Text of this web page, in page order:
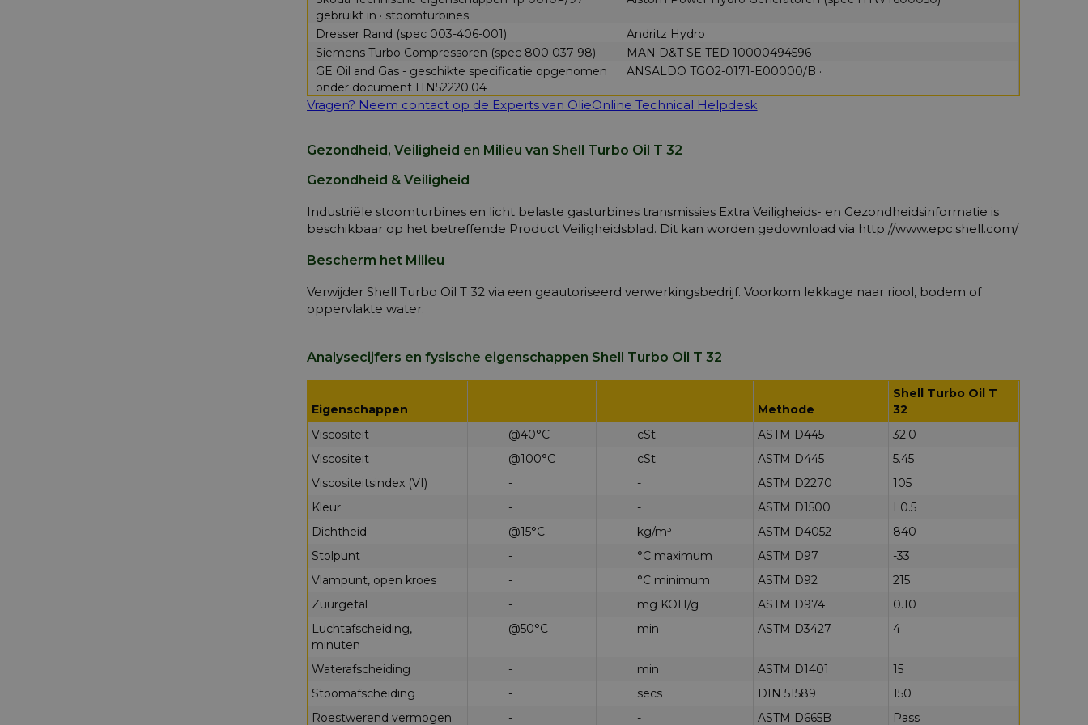
gebruikt in · stoomturbines
Dresser Rand (spec 003-406-001)
Andritz Hydro
Siemens Turbo Compressoren (spec 800 037 98)
MAN D&T SE TED 10000494596
GE Oil and Gas - geschikte specificatie opgenomen
onder document ITN52220.04
ANSALDO TGO2-0171-E00000/B ·
Vragen? Neem contact op de Experts van OlieOnline Technical Helpdesk
Gezondheid, Veiligheid en Milieu van Shell Turbo Oil T 32
Gezondheid & Veiligheid
Industriële stoomturbines en licht belaste gasturbines transmissies Extra Veiligheids- en Gezondheidsinformatie is
beschikbaar op het betreffende Product Veiligheidsblad. Dit kan worden gedownload via http://www.epc.shell.com/
Bescherm het Milieu
Verwijder Shell Turbo Oil T 32 via een geautoriseerd verwerkingsbedrijf. Voorkom lekkage naar riool, bodem of
oppervlakte water.
Analysecijfers en fysische eigenschappen Shell Turbo Oil T 32
Eigenschappen Methode
Shell Turbo Oil T
32
Viscositeit
@40°C cSt ASTM D445
32.0
Viscositeit
@100°C cSt ASTM D445
5.45
Viscositeitsindex (VI)
- - ASTM D2270
105
Kleur
- - ASTM D1500
L0.5
Dichtheid
@15°C kg/m³ ASTM D4052
840
Stolpunt
- °C maximum ASTM D97
-33
Vlampunt, open kroes
- °C minimum ASTM D92
215
Zuurgetal
- mg KOH/g ASTM D974
0.10
Luchtafscheiding,
minuten
@50°C min ASTM D3427 4
Waterafscheiding - min ASTM D1401
15
Stoomafscheiding
- secs DIN 51589
150
Roestwerend vermogen
- - ASTM D665B Pass